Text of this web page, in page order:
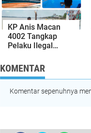
KP Anis Macan
4002 Tangkap
Pelaku Ilegal
Lingga
KOMENTAR
Komentar sepenuhnya